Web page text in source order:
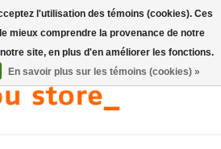
l'utilisation des témoins (cookies). Ces
mieux comprendre la provenance de notre
site, en plus d'en améliorer les fonctions.
En savoir plus sur les témoins (cookies) »